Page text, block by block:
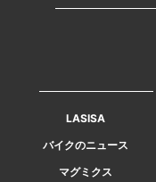
LASISA
バイクのニュース
マグミクス